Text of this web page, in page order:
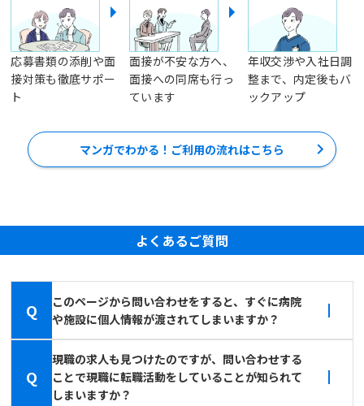
応募書類の添削や面
接対策も徹底サポー
ト
面接が不安な方へ、
面接への同席も行っ
ています
年収交渉や入社日調
整まで、内定後もバ
ックアップ
マンガでわかる！ご利用の流れはこちら
よくあるご質問
Q
このページから問い合わせをすると、すぐに病院
や施設に個人情報が渡されてしまいますか？
Q
現職の求人も見つけたのですが、問い合わせする
ことで現職に転職活動をしていることが知られて
しまいますか？